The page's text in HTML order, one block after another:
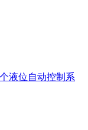
液位自动控制系